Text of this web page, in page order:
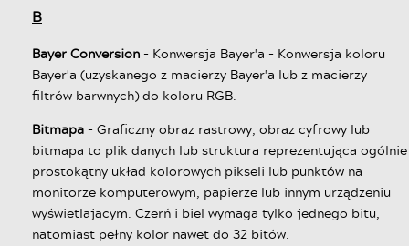
B
Bayer Conversion- Konwersja Bayer'a - Konwersja koloru
Bayer'a (uzyskanego z macierzy Bayer'a lub z macierzy
filtrów barwnych) do koloru RGB.
Bitmapa- Graficzny obraz rastrowy, obraz cyfrowy lub
bitmapa to plik danych lub struktura reprezentująca ogólnie
prostokątny układ kolorowych pikseli lub punktów na
monitorze komputerowym, papierze lub innym urządzeniu
wyświetlającym. Czerń i biel wymaga tylko jednego bitu,
natomiast pełny kolor nawet do 32 bitów.